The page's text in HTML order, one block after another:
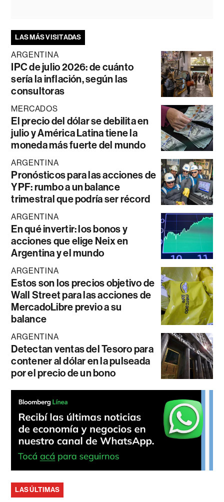
LAS MÁS VISITADAS
ARGENTINA
IPC de julio 2026: de cuánto
sería la inflación, según las
consultoras
MERCADOS
El precio del dólar se debilita en
julio y América Latina tiene la
moneda más fuerte del mundo
ARGENTINA
Pronósticos para las acciones de
YPF: rumbo a un balance
trimestral que podría ser récord
ARGENTINA
En qué invertir: los bonos y
acciones que elige Neix en
Argentina y el mundo
ARGENTINA
Estos son los precios objetivo de
Wall Street para las acciones de
MercadoLibre previo a su
balance
ARGENTINA
Detectan ventas del Tesoro para
contener al dólar en la pulseada
por el precio de un bono
LAS ÚLTIMAS